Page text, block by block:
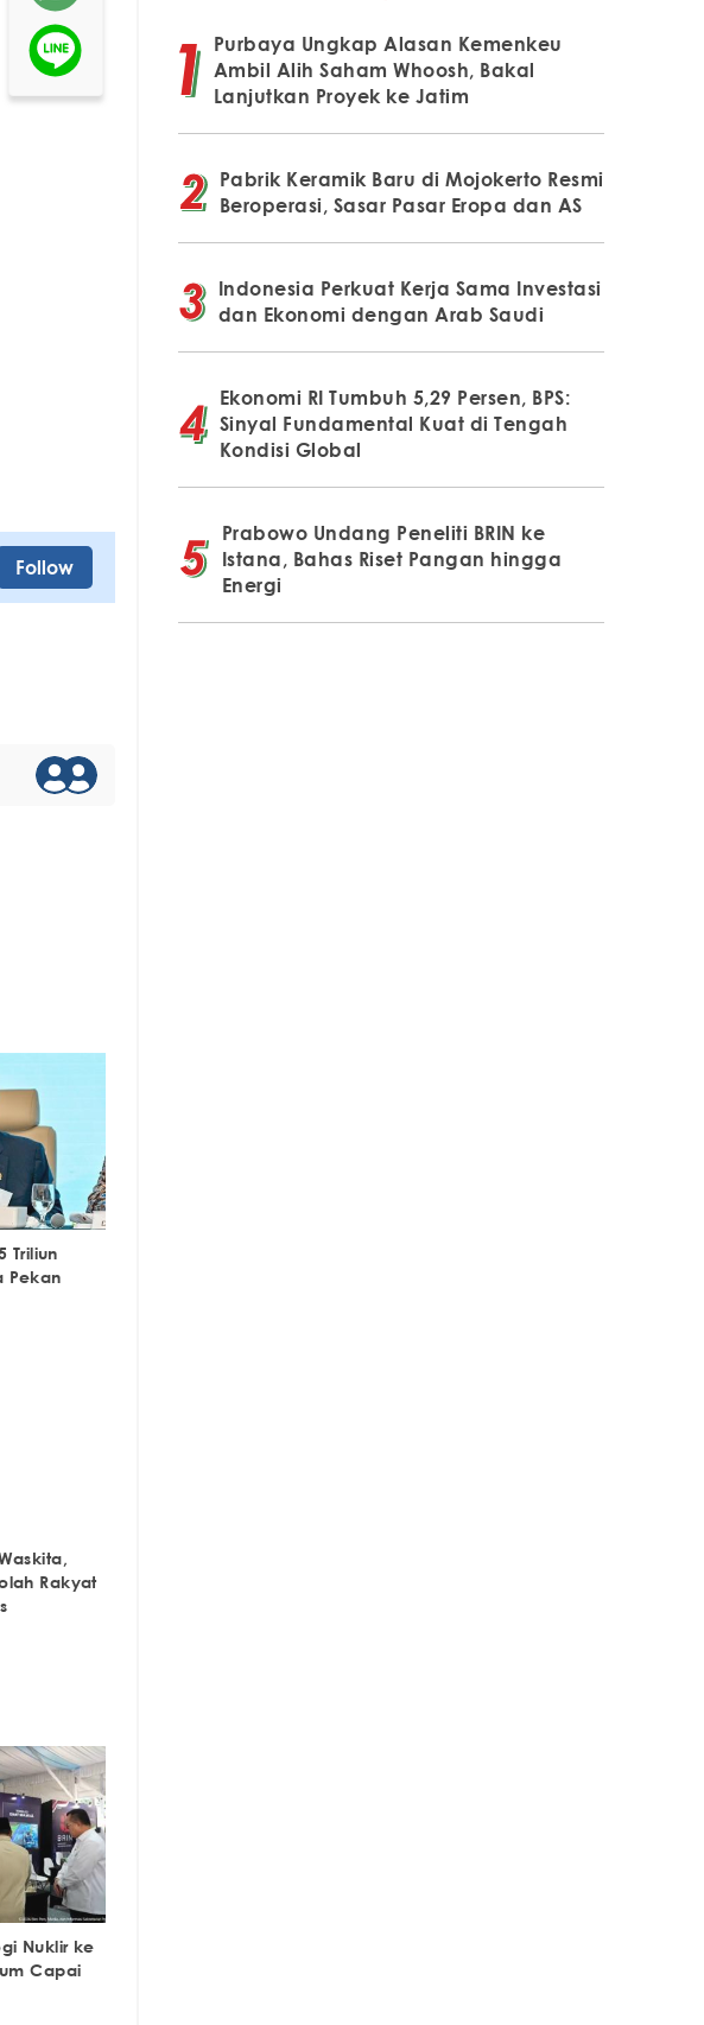
Follow
Triliun
Pekan
Rakyat
Nuklir ke
Capai
Purbaya Ungkap Alasan Kemenkeu
Ambil Alih Saham Whoosh, Bakal
Lanjutkan Proyek ke Jatim
Pabrik Keramik Baru di Mojokerto Resmi
Beroperasi, Sasar Pasar Eropa dan AS
Indonesia Perkuat Kerja Sama Investasi
dan Ekonomi dengan Arab Saudi
Ekonomi RI Tumbuh 5,29 Persen, BPS:
Sinyal Fundamental Kuat di Tengah
Kondisi Global
Prabowo Undang Peneliti BRIN ke
Istana, Bahas Riset Pangan hingga
Energi